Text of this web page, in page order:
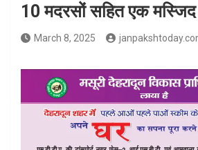
10 मदरसों सहित एक
March 8, 2025